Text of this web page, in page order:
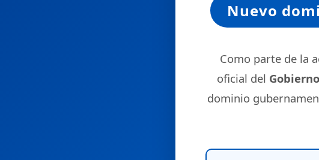
Nuevo
Como parte de la
oficial del
dominio